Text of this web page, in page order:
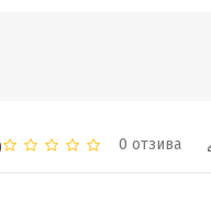
0 отзива